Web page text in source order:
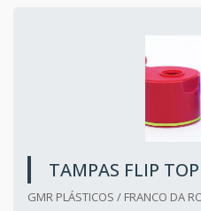
TAMPAS FLIP
GMR PLÁSTICOS / FRANCO DA